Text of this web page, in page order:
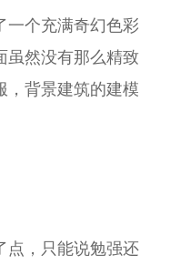
个充满奇幻色彩
虽然没有那么精致
，背景建筑的建模
，只能说勉强还